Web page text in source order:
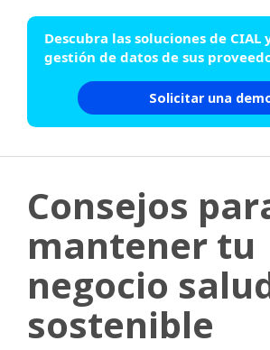
Descubra las soluciones de
gestión de datos de sus
Solicitar una
Consejos
mantener tu
negocio
sostenible